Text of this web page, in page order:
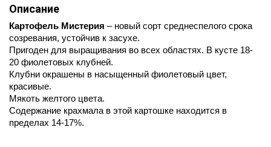
Описание
Картофель Мистерия – новый сорт среднеспелого срока
созревания, устойчив к засухе.
Пригоден для выращивания во всех областях. В кусте 18-
20 фиолетовых клубней.
Клубни окрашены в насыщенный фиолетовый цвет,
красивые.
Мякоть желтого цвета.
Содержание крахмала в этой картошке находится в
пределах 14-17%.